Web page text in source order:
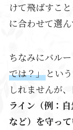
けて飛ばすこ
に合わせて選
ちなみにバル
では？」とい
しれませんが、
ライン（例：
など）を守っ